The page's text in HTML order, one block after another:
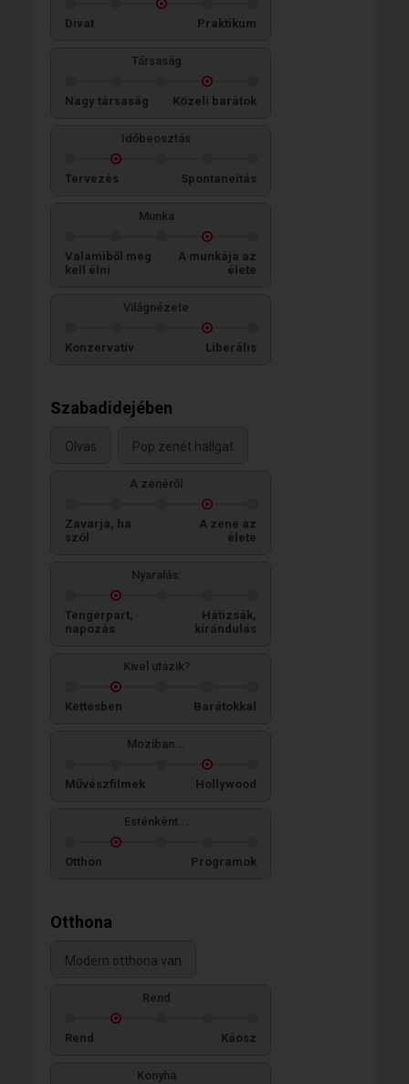
Divat Praktikum
Társaság
Nagy társaság Közeli barátok
Időbeosztás
Tervezés Spontaneitás
Munka
Valamiből meg
kell élni
A munkája az
élete
Világnézete
Konzervatív Liberális
Szabadidejében
Olvas Pop zenét hallgat
A zenéről
Zavarja, ha
szól
A zene az
élete
Nyaralás:
Tengerpart,
napozás
Hátizsák,
kirándulás
Kivel utazik?
Kettesben Barátokkal
Moziban...
Művészfilmek Hollywood
Esténként...
Otthon Programok
Otthona
Modern otthona van
Rend
Rend Káosz
Konyha